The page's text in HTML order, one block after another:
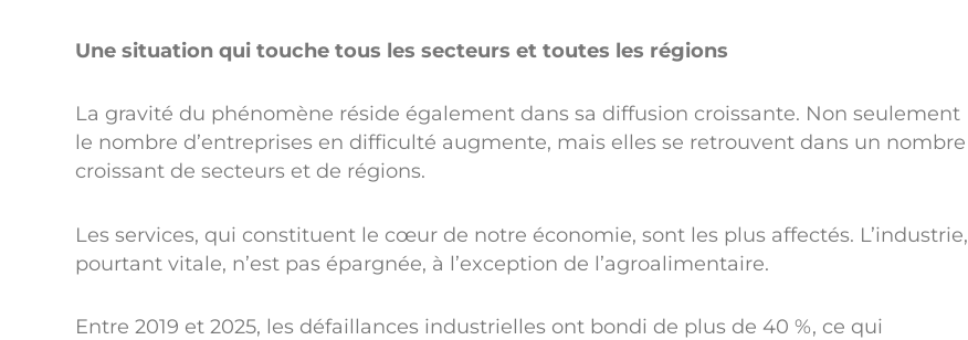
Une situation qui touche tous les secteurs et toutes les régions
La gravité du phénomène réside également dans sa diffusion croissante. Non seulement
le nombre d’entreprises en difficulté augmente, mais elles se retrouvent dans un nombre
croissant de secteurs et de régions.
Les services, qui constituent le cœur de notre économie, sont les plus affectés. L’industrie,
pourtant vitale, n’est pas épargnée, à l’exception de l’agroalimentaire.
Entre 2019 et 2025, les défaillances industrielles ont bondi de plus de 40 %, ce qui